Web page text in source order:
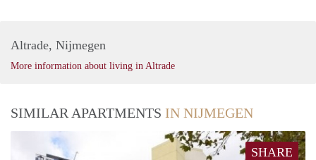
Altrade, Nijmegen
More information about living in Altrade
SIMILAR APARTMENTS IN NIJMEGEN
SHARE